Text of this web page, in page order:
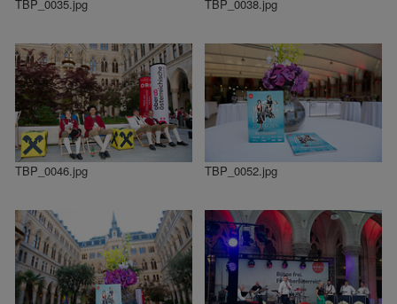
TBP_0035.jpg TBP_0038.jpg
TBP_0046.jpg TBP_0052.jpg